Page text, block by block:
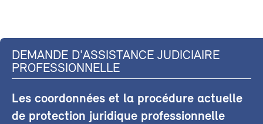
DEMANDE D'ASSISTANCE JUDICIAIRE
PROFESSIONNELLE
Les coordonnées et la procédure actuelle
de protection juridique professionnelle